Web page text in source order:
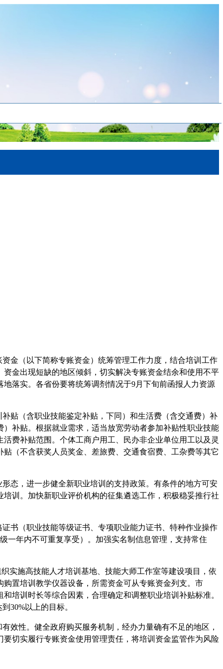
金（以下简称专账资金）统筹管理工作力度，结合培训工作
金出现短缺的地区倾斜，切实解决专账资金结余和使用不平
落实。各省份要将统筹调剂情况于9月下旬前函报人力资源
贴（含职业技能鉴定补贴，下同）和生活费（含交通费）补
补贴。根据就业需求，适当放宽劳动者参加补贴性职业技能
费补贴范围。个体工商户用工、民办非企业单位用工以及灵
（不含获奖人员奖金、差旅费、交通食宿费、工杂费等其它
态，进一步健全新职业培训的支持政策。有条件的地方可安
训。加快新职业评价机构的征集遴选工作，积极稳妥推行社
书（职业技能等级证书、专项职业能力证书、特种作业操作
一年内不可重复享受）。加强实名制信息管理，支持常住
实施高技能人才培训基地、技能大师工作室等建设项目，依
置培训教学仪器设备，所需资金可从专账资金列支。市
培训时长等综合因素，合理确定和调整职业培训补贴标准。
30%以上的目标。
效性。健全政府购买服务机制，经办力量确有不足的地区，
切实履行专账资金使用管理责任，将培训资金监管作为风险